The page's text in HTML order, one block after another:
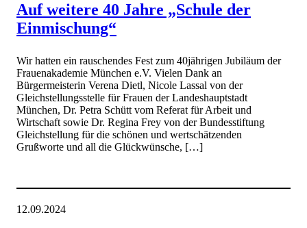
Auf weitere 40 Jahre „Schule der
Einmischung“
Wir hatten ein rauschendes Fest zum 40jährigen Jubiläum der
Frauenakademie München e.V. Vielen Dank an
Bürgermeisterin Verena Dietl, Nicole Lassal von der
Gleichstellungsstelle für Frauen der Landeshauptstadt
München, Dr. Petra Schütt vom Referat für Arbeit und
Wirtschaft sowie Dr. Regina Frey von der Bundesstiftung
Gleichstellung für die schönen und wertschätzenden
Grußworte und all die Glückwünsche, […]
12.09.2024